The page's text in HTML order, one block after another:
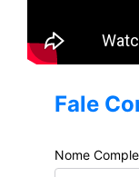
Fale
Nome